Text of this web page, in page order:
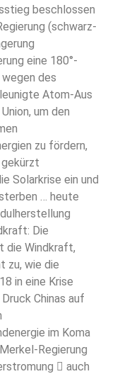
beschlossen
(schwarz-
eine 180°-
des
Atom-Aus
um den
zu fördern,
Solarkrise ein und
… heute
Die
die Windkraft,
zu, wie die
in eine Krise
Chinas auf
im Koma
Regierung
 auch